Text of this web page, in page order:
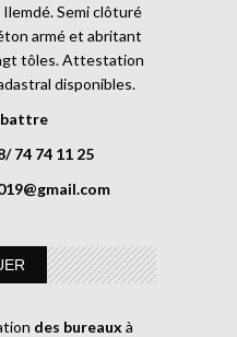
Ilemdé. Semi clôturé
armé et abritant
tôles. Attestation
disponibles.
74 74 11 25
des bureaux à